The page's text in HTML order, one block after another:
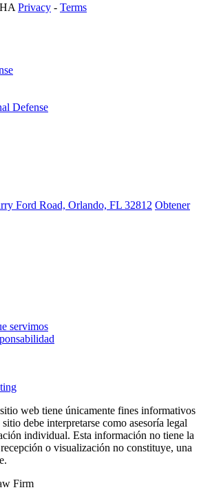
Privacy - Terms
Ford Road, Orlando, FL 32812 Obtener
servimos
web tiene únicamente fines informativos
debe interpretarse como asesoría legal
individual. Esta información no tiene la
o visualización no constituye, una
Firm